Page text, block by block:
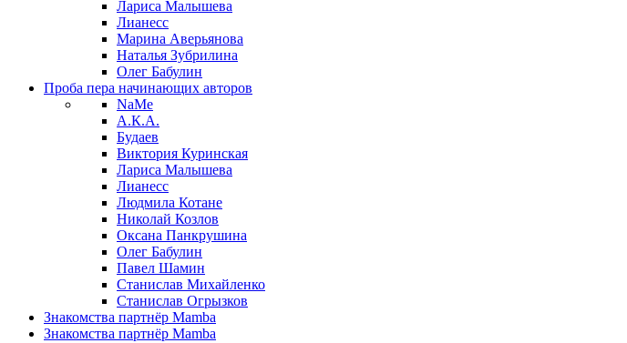
Лариса Малышева
Лианесс
Марина Аверьянова
Наталья Зубрилина
Олег Бабулин
Проба пера начинающих авторов
NaMe
А.К.А.
Будаев
Виктория Куринская
Лариса Малышева
Лианесс
Людмила Котане
Николай Козлов
Оксана Панкрушина
Олег Бабулин
Павел Шамин
Станислав Михайленко
Станислав Огрызков
Знакомства партнёр Mamba
Знакомства партнёр Mamba